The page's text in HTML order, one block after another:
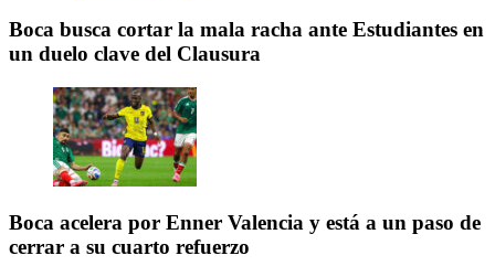
Boca busca cortar la mala racha ante Estudiantes en
un duelo clave del Clausura
Boca acelera por Enner Valencia y está a un paso de
cerrar a su cuarto refuerzo